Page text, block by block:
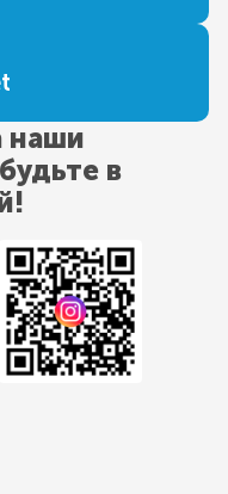
наши
в